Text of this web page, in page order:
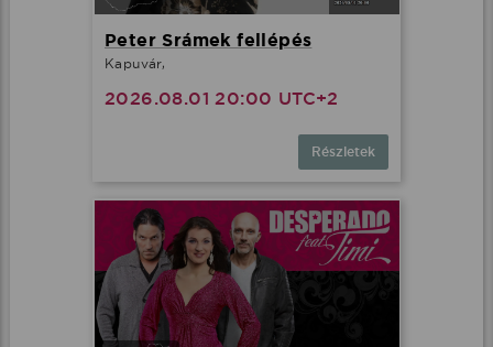
Peter Srámek fellépés
Kapuvár,
2026.08.01 20:00 UTC+2
Részletek